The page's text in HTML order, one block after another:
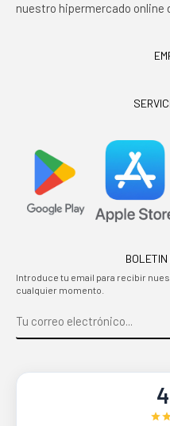
nuestro hipermercado online
BOLETIN
Introduce tu email para recibir
cualquier momento.